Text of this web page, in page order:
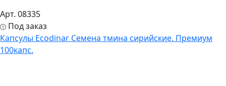
Арт. 08335
Под заказ
Капсулы Ecodinar Семена тмина сирийские. Премиум
100капс.